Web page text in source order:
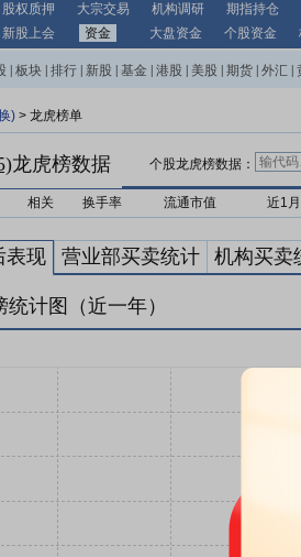
股权质押 大宗交易 机构调研 期指持仓
新股上会 资金 大盘资金 个股资金
板块 排行 新股 基金 港股 美股 期货 外汇
) > 龙虎榜单
龙虎榜数据 个股龙虎榜数据：
相关 换手率 流通市值 近1
表现 营业部买卖统计 机构买卖
计图（近一年）